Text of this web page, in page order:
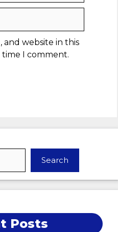
and website in this
I comment.
Search
Posts